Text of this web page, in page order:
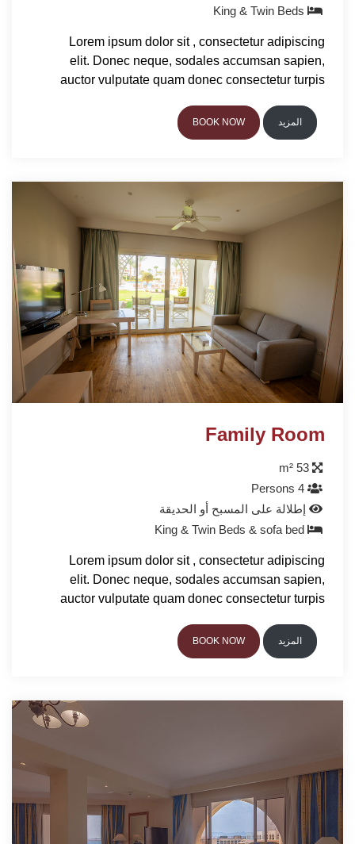
Lorem ipsum dolor sit , consectetur adipiscing
elit. Donec neque, sodales accumsan sapien,
auctor vulputate quam donec consectetur turpis
المزيد BOOK NOW
Family Room
إطلالة على المسبح أو الحديقة
Lorem ipsum dolor sit , consectetur adipiscing
elit. Donec neque, sodales accumsan sapien,
auctor vulputate quam donec consectetur turpis
المزيد BOOK NOW